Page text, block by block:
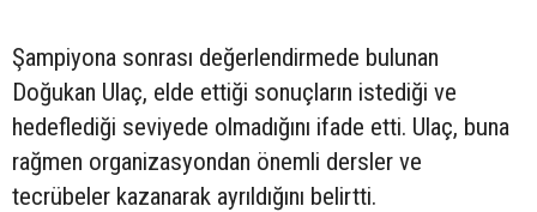
Şampiyona sonrası değerlendirmede bulunan
Doğukan Ulaç, elde ettiği sonuçların istediği ve
hedeflediği seviyede olmadığını ifade etti. Ulaç, buna
rağmen organizasyondan önemli dersler ve
tecrübeler kazanarak ayrıldığını belirtti.